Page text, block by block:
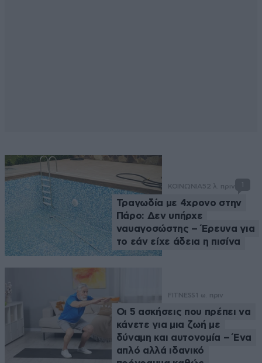
ΚΟΙΝΩΝΙΑ52 λ. πριν
Τραγωδία με 4χρονο στην
Πάρο: Δεν υπήρχε
ναυαγοσώστης – Έρευνα για
το εάν είχε άδεια η πισίνα
FITNESS 1 ω. πριν
Οι 5 ασκήσεις που πρέπει να
κάνετε για μια ζωή με
δύναμη και αυτονομία – Ένα
απλό αλλά ιδανικό